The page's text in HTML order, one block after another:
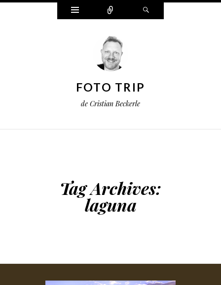
Widgets Connect
FOTO TRIP
de Cristian Beckerle
Tag Archives:
laguna